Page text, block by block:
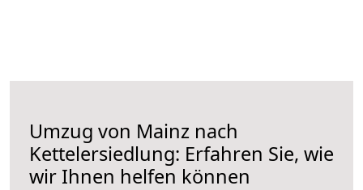
Umzug von Mainz nach
Kettelersiedlung: Erfahren Sie, wie
wir Ihnen helfen können